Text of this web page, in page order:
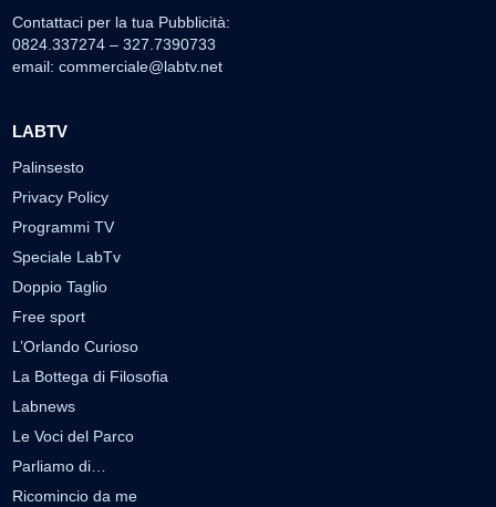
Contattaci per la tua Pubblicità:
0824.337274 – 327.7390733
email: commerciale@labtv.net
LABTV
Palinsesto
Privacy Policy
Programmi TV
Speciale LabTv
Doppio Taglio
Free sport
L’Orlando Curioso
La Bottega di Filosofia
Labnews
Le Voci del Parco
Parliamo di…
Ricomincio da me